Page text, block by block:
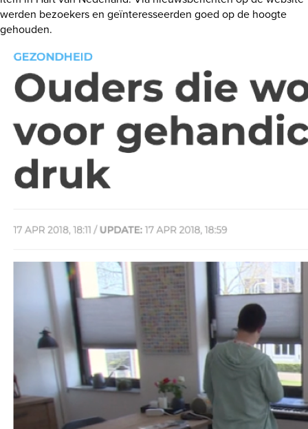
werden bezoekers en geïnteresseerden goed op de hoogte
gehouden.